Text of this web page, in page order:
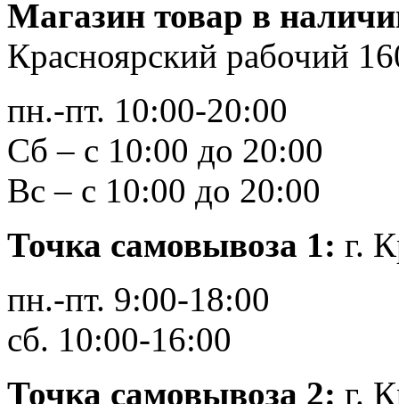
Магазин товар в
Красноярский рабочий
пн.-пт. 10:00-20:00
Сб – с 10:00 до 20:00
Вс – с 10:00 до 20:00
Точка самовывоза 1: г.
пн.-пт. 9:00-18:00
сб. 10:00-16:00
Точка самовывоза 2: г.